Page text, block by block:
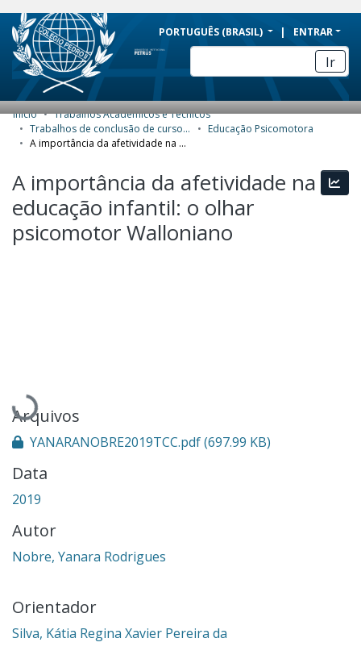
BRAZIL
Simplifique!
Comunica BR
Participe
Acesso à informação
Canais
PORTUGUÊS (BRASIL) ENTRAR
Ir
COMUNIDADES E COLEÇÕES
ESTATÍSTICAS
SOBRE
Início
Trabalhos Acadêmicos e Técnicos
Trabalhos de conclusão de curso de Especialização
Educação Psicomotora
A importância da afetividade na educação infantil: o olhar psicomotor Walloniano
A importância da afetividade na
educação infantil: o olhar
psicomotor Walloniano
Carregando...
Arquivos
YANARANOBRE2019TCC.pdf(697.99 KB)
Data
2019
Autor
Nobre, Yanara Rodrigues
Orientador
Silva, Kátia Regina Xavier Pereira da